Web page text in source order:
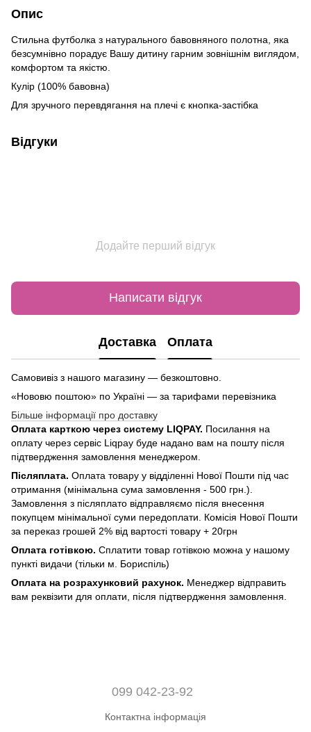
Опис
Стильна футболка з натурального бавовняного полотна, яка
безсумнівно порадує Вашу дитину гарним зовнішнім виглядом,
комфортом та якістю.
Кулір (100% бавовна)
Для зручного перевдягання на плечі є кнопка-застібка
Відгуки
Додайте перший відгук
Написати відгук
Доставка Оплата
Самовивіз з нашого магазину — безкоштовно.
«Нововю поштою» по Україні — за тарифами перевізника
Більше інформації про доставку
Оплата карткою через систему LIQPAY. Посилання на
оплату через сервіс Liqpay буде надано вам на пошту після
підтвердження замовлення менеджером.
Післяплата. Оплата товару у відділенні Нової Пошти під час
отримання (мінімальна сума замовлення - 500 грн.).
Замовлення з післяплато відправляємо після внесення
покупцем мінімальної суми передоплати. Комісія Нової Пошти
за переказ грошей 2% від вартості товару + 20грн
Оплата готівкою. Сплатити товар готівкою можна у нашому
пункті видачи (тільки м. Бориспіль)
Оплата на розрахунковий рахунок. Менеджер відправить
вам реквізити для оплати, після підтвердження замовлення.
099 042-23-92
Контактна інформація